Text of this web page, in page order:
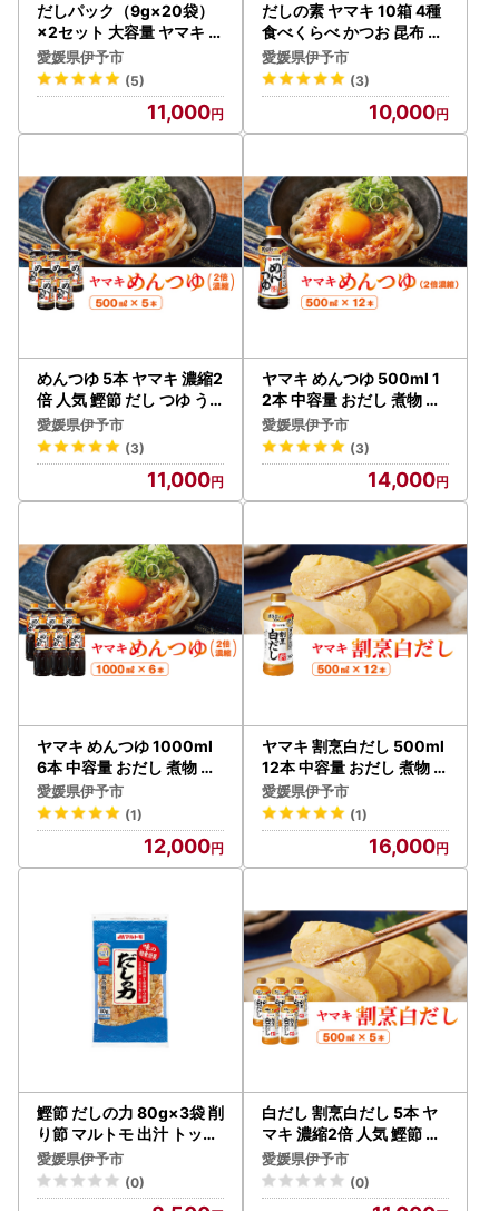
だしパック（9g×20袋）
×2セット 大容量 ヤマキ 鰹
節屋のだしパック かつお
節 昆布 調味料 愛媛 伊予市
｜B214
愛媛県伊予市
(5)
11,000
だしの素 ヤマキ 10箱 4種
食べくらべ かつお 昆布 い
りこ 焼きあご 愛媛 伊予市
｜A08
愛媛県伊予市
(3)
10,000
めんつゆ 5本 ヤマキ 濃縮2
倍 人気 鰹節 だし つゆ う
どん そば 和食 万能 愛媛
伊予市｜B222
愛媛県伊予市
(3)
11,000
ヤマキ めんつゆ 500ml 1
2本 中容量 おだし 煮物 か
けつゆ 国内製造｜B277
愛媛県伊予市
(3)
14,000
ヤマキ めんつゆ 1000ml
6本 中容量 おだし 煮物 か
けつゆ 国内製造｜B278
愛媛県伊予市
(1)
12,000
ヤマキ 割烹白だし 500ml
12本 中容量 おだし 煮物 か
けつゆ 国内製造｜B276
愛媛県伊予市
(1)
16,000
鰹節 だしの力 80g×3袋 削
り節 マルトモ 出汁 トッピ
ング 国産 うま味 伊予市｜
A27
愛媛県伊予市
(0)
白だし 割烹白だし 5本 ヤ
マキ 濃縮2倍 人気 鰹節 だ
し うどん 煮物 そば 和食
万能 愛媛 伊予市 国内製造
｜B223
愛媛県伊予市
(0)